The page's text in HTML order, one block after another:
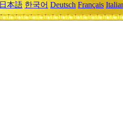
日本語 한국어 Deutsch Français